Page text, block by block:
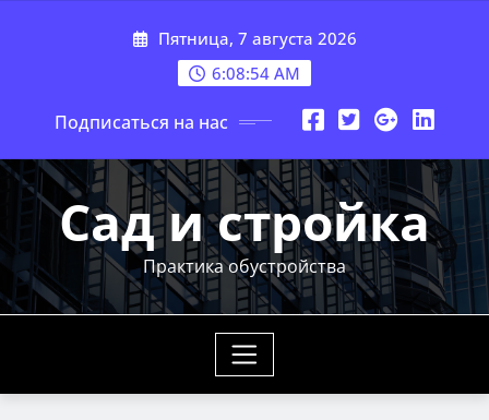
Пятница, 7 августа 2026
6:08:56 AM
Подписаться на нас
Сад и стройка
Практика обустройства